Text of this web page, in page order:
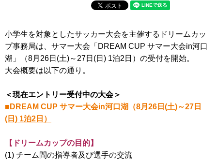
小学生を対象としたサッカー大会を主催するドリームカッ
プ事務局は、サマー大会「DREAM CUP サマー大会in河口
湖」（8月26日(土)～27日(日) 1泊2日）の受付を開始。
大会概要は以下の通り。
＜現在エントリー受付中の大会＞
■DREAM CUP サマー大会in河口湖（8月26日(土)～27日
(日) 1泊2日）
【ドリームカップの目的】
(1) チーム間の指導者及び選手の交流